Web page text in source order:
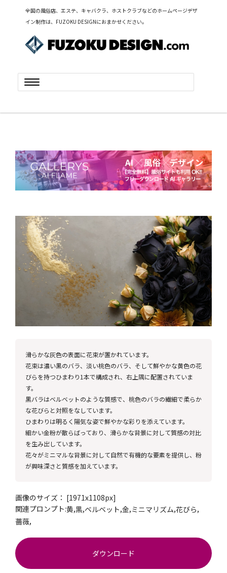
全国の風俗店、エステ、キャバクラ、ホストクラブなどのホームページデザ
イン制作は、FUZOKU DESIGNにおまかせください。
Toggle
navigation
滑らかな灰色の表面に花束が置かれています。
花束は濃い黒のバラ、淡い桃色のバラ、そして鮮やかな黄色の花
びらを持つひまわり1本で構成され、右上隅に配置されていま
す。
黒バラはベルベットのような質感で、桃色のバラの繊細で柔らか
な花びらと対照をなしています。
ひまわりは明るく陽気な姿で鮮やかな彩りを添えています。
細かい金粉が散らばっており、滑らかな背景に対して質感の対比
を生み出しています。
花々がミニマルな背景に対して自然で有機的な要素を提供し、粉
が興味深さと質感を加えています。
画像のサイズ： [1971x1108px]
関連プロンプト:黄,黒,ベルベット,金,ミニマリズム,花びら,
薔薇,
ダウンロード